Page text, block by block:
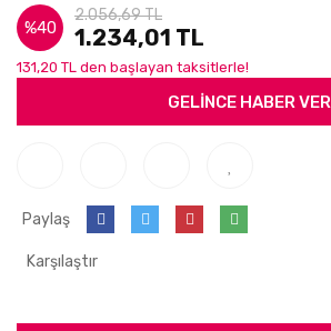
%40
2.056,69 TL
1.234,01 TL
131,20 TL den başlayan taksitlerle!
GELİNCE HABER VER
Paylaş
Karşılaştır